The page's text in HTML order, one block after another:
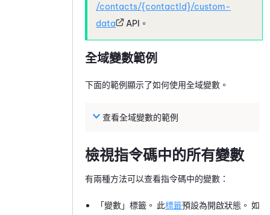
/contacts/{contactId}/custom-
data
API。
全域變數範例
下面的範例顯示了如何使用全域變數。
查看全域變數的範例
檢視指令碼中的所有變數
有兩種方法可以查看指令碼中的變數：
「變數」標籤。 此標籤預設為開啟狀態。 如